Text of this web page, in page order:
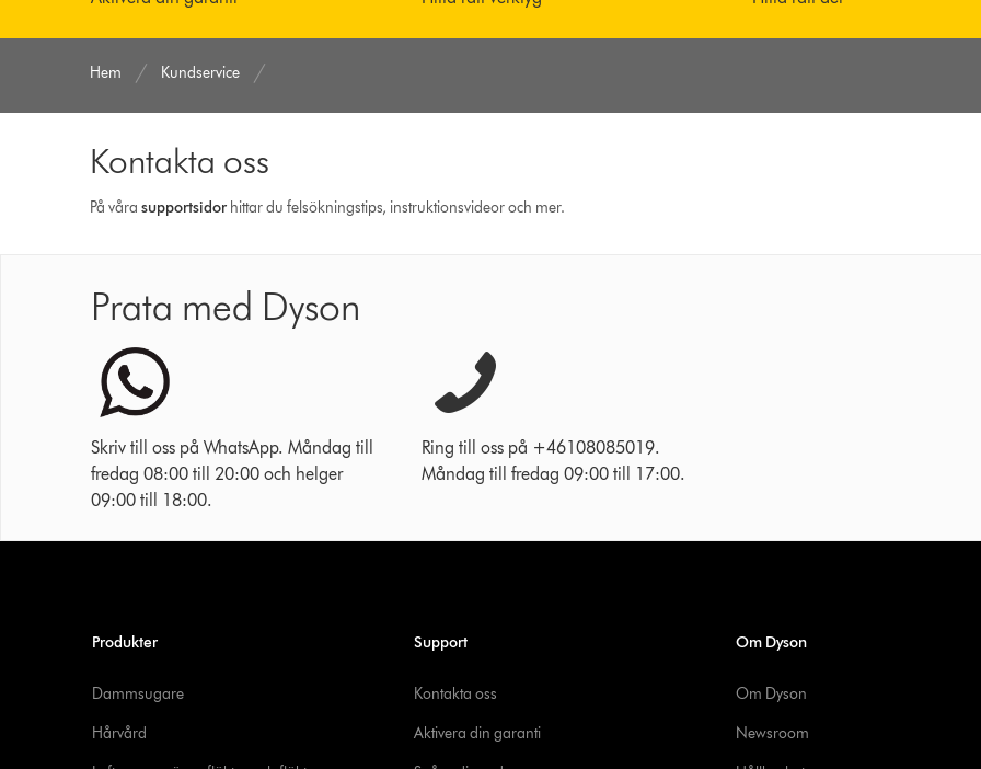
Hem Kundservice
Kontakta oss
På vårasupport­sidor hittar du felsökningstips, instruktionsvideor och mer.
Prata med Dyson
Skriv till oss på WhatsApp. Måndag till
fredag 08:00 till 20:00 och helger
09:00 till 18:00.
Ring till oss på +46108085019.
Måndag till fredag 09:00 till 17:00.
Produkter
Dammsugare
Hårvård
Support
Kontakta oss
Aktivera din garanti
Om Dyson
Om Dyson
Newsroom